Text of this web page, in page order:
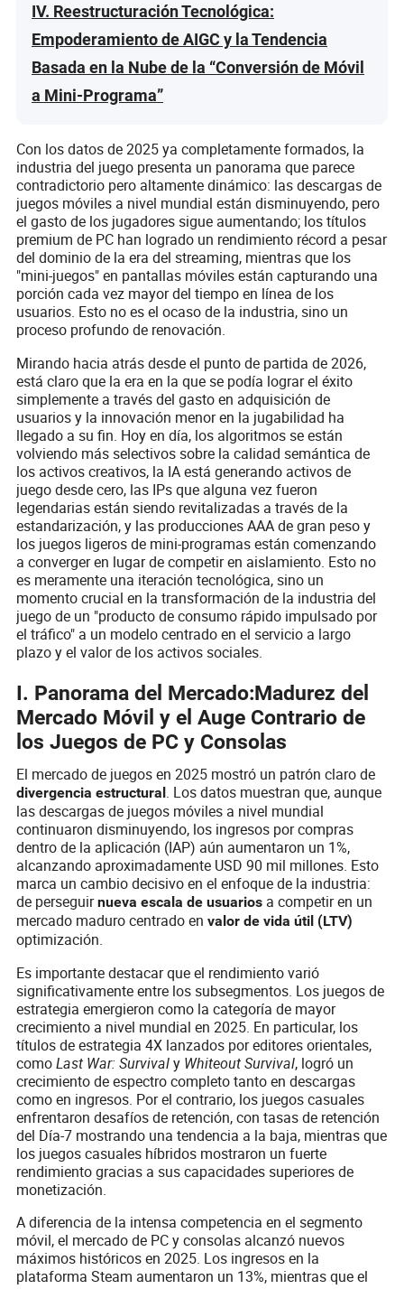
IV. Reestructuración Tecnológica:
Empoderamiento de AIGC y la Tendencia
Basada en la Nube de la “Conversión de Móvil
a Mini-Programa”
Con los datos de 2025 ya completamente formados, la
industria del juego presenta un panorama que parece
contradictorio pero altamente dinámico: las descargas de
juegos móviles a nivel mundial están disminuyendo, pero
el gasto de los jugadores sigue aumentando; los títulos
premium de PC han logrado un rendimiento récord a pesar
del dominio de la era del streaming, mientras que los
"mini-juegos" en pantallas móviles están capturando una
porción cada vez mayor del tiempo en línea de los
usuarios. Esto no es el ocaso de la industria, sino un
proceso profundo de renovación.
Mirando hacia atrás desde el punto de partida de 2026,
está claro que la era en la que se podía lograr el éxito
simplemente a través del gasto en adquisición de
usuarios y la innovación menor en la jugabilidad ha
llegado a su fin. Hoy en día, los algoritmos se están
volviendo más selectivos sobre la calidad semántica de
los activos creativos, la IA está generando activos de
juego desde cero, las IPs que alguna vez fueron
legendarias están siendo revitalizadas a través de la
estandarización, y las producciones AAA de gran peso y
los juegos ligeros de mini-programas están comenzando
a converger en lugar de competir en aislamiento. Esto no
es meramente una iteración tecnológica, sino un
momento crucial en la transformación de la industria del
juego de un "producto de consumo rápido impulsado por
el tráfico" a un modelo centrado en el servicio a largo
plazo y el valor de los activos sociales.
I. Panorama del Mercado:Madurez del
Mercado Móvil y el Auge Contrario de
los Juegos de PC y Consolas
El mercado de juegos en 2025 mostró un patrón claro de
divergencia estructural. Los datos muestran que, aunque
las descargas de juegos móviles a nivel mundial
continuaron disminuyendo, los ingresos por compras
dentro de la aplicación (IAP) aún aumentaron un 1%,
alcanzando aproximadamente USD 90 mil millones. Esto
marca un cambio decisivo en el enfoque de la industria:
de perseguirnueva escala de usuarios a competir en un
mercado maduro centrado envalor de vida útil (LTV)
optimización.
Es importante destacar que el rendimiento varió
significativamente entre los subsegmentos. Los juegos de
estrategia emergieron como la categoría de mayor
crecimiento a nivel mundial en 2025. En particular, los
títulos de estrategia 4X lanzados por editores orientales,
comoLast War: Survivaly Whiteout Survival, logró un
crecimiento de espectro completo tanto en descargas
como en ingresos. Por el contrario, los juegos casuales
enfrentaron desafíos de retención, con tasas de retención
del Día-7 mostrando una tendencia a la baja, mientras que
los juegos casuales híbridos mostraron un fuerte
rendimiento gracias a sus capacidades superiores de
monetización.
A diferencia de la intensa competencia en el segmento
móvil, el mercado de PC y consolas alcanzó nuevos
máximos históricos en 2025. Los ingresos en la
plataforma Steam aumentaron un 13%, mientras que el